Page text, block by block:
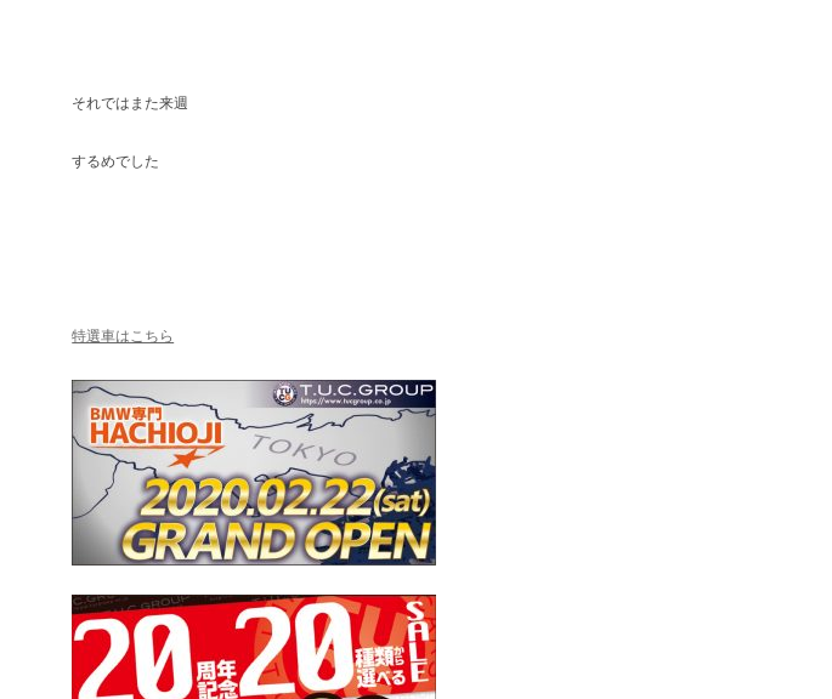
それではまた来週
するめでした
特選車はこちら